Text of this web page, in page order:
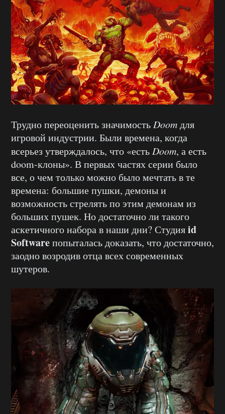
Трудно переоценить значимостьDoomдля
игровой индустрии. Были времена, когда
всерьез утверждалось, что «естьDoom, а есть
doom-клоны». В первых частях серии было
все, о чем только можно было мечтать в те
времена: большие пушки, демоны и
возможность стрелять по этим демонам из
больших пушек. Но достаточно ли такого
аскетичного набора в наши дни? Студияid
Softwareпопыталась доказать, что достаточно,
заодно возродив отца всех современных
шутеров.